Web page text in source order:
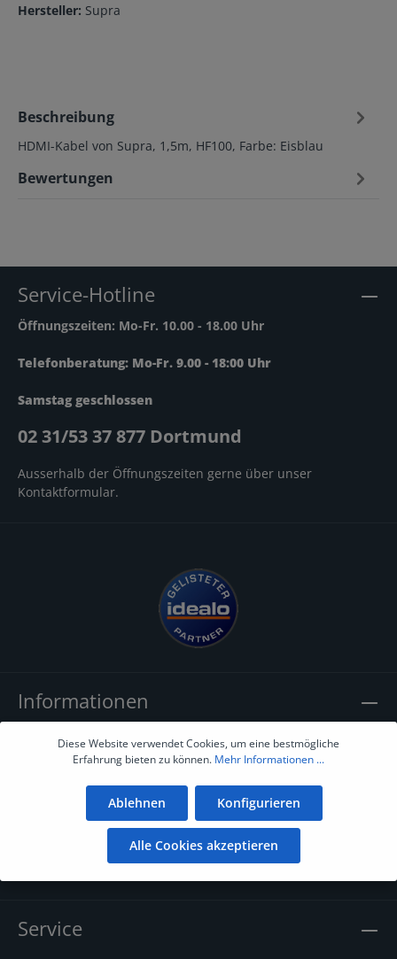
Hersteller: Supra
Beschreibung
HDMI-Kabel von Supra, 1,5m, HF100, Farbe: Eisblau
Bewertungen
Service-Hotline
Öffnungszeiten: Mo-Fr. 10.00 - 18.00 Uhr
Telefonberatung: Mo-Fr. 9.00 - 18:00 Uhr
Samstag geschlossen
02 31/53 37 877 Dortmund
Ausserhalb der Öffnungszeiten gerne über unser
Kontaktformular.
Informationen
Datenschutz
Service
Diese Website verwendet Cookies, um eine bestmögliche
Erfahrung bieten zu können. Mehr Informationen ...
Ablehnen Konfigurieren
Alle Cookies akzeptieren